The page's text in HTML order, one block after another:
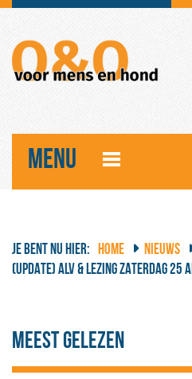
MENU
JE BENT NU HIER: HOME
NIEUWS
(UPDATE) ALV & LEZING ZATERDAG 25
Meest gelezen